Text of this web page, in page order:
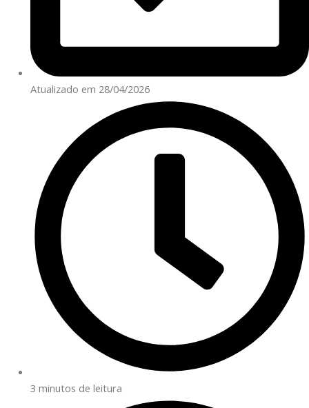
Atualizado em 28/04/2026
3 minutos de leitura